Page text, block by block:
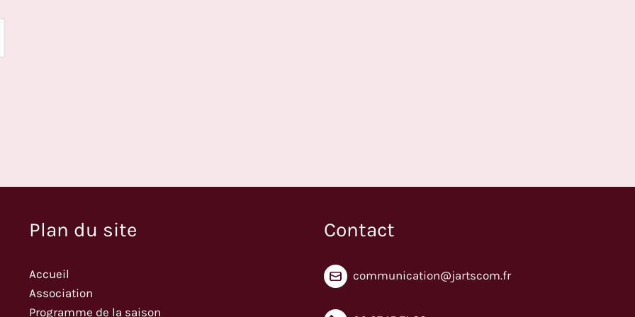
Plan du site
Accueil
Association
Programme de la saison
Contact
communication@jartscom.fr